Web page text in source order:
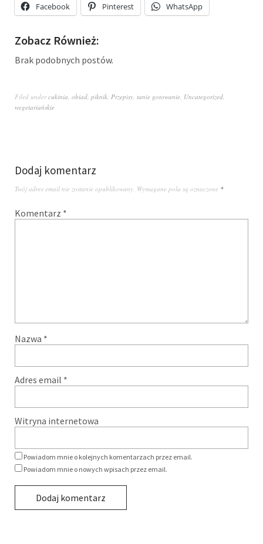
Facebook Pinterest WhatsApp
Zobacz Również:
Brak podobnych postów.
Filed undercukinia obiad piknik Przepisy tanie gotowanie Uncategorized
wegetariańskie
Dodaj komentarz
Twój adres email nie zostanie opublikowany. Wymagane pola są oznaczone *
Komentarz *
Nazwa *
Adres email *
Witryna internetowa
Powiadom mnie o kolejnych komentarzach przez email.
Powiadom mnie o nowych wpisach przez email.